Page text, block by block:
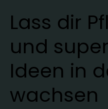
Lass dir
und
Ideen in
wachsen